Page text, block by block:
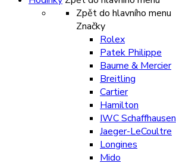
Zpět do hlavního menu
Značky
Rolex
Patek Philippe
Baume & Mercier
Breitling
Cartier
Hamilton
IWC Schaffhausen
Jaeger-LeCoultre
Longines
Mido